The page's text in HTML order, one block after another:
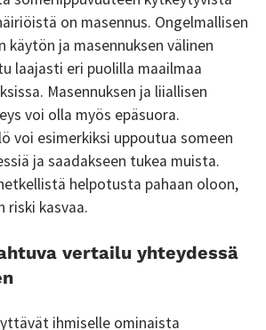
on masennus. Ongelmallisen
käytön ja masennuksen välinen
laajasti eri puolilla maailmaa
Masennuksen ja liiallisen
voi olla myös epäsuora.
voi esimerkiksi uppoutua someen
ja saadakseen tukea muista.
helpotusta pahaan oloon,
riski kasvaa.
vertailu yhteydessä
ihmiselle ominaista